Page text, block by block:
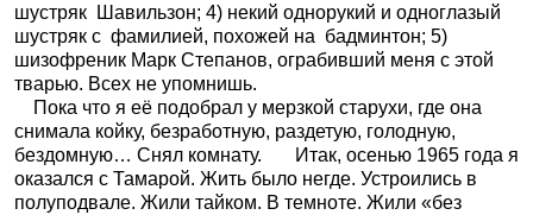
шустряк
Шавильзон; 4) некий однорукий и одноглазый
шустряк с фамилией, похожей на бадминтон; 5)
шизофреник Марк Степанов, ограбивший меня с этой
тварью. Всех не упомнишь.
Пока что я её подобрал у мерзкой старухи, где она
снимала койку, безработную, раздетую, голодную,
бездомную… Снял комнату.
Итак, осенью 1965 года я
оказался с Тамарой. Жить было негде. Устроились в
полуподвале. Жили тайком. В темноте. Жили «без